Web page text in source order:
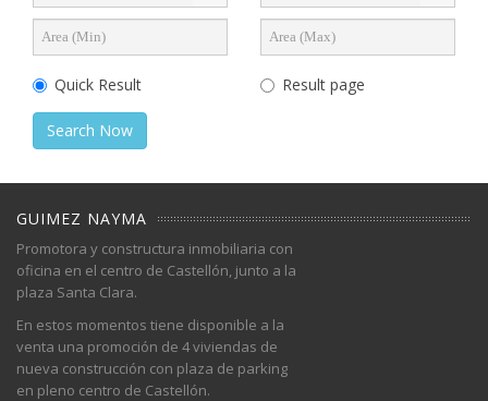
Quick Result Result page
Search Now
GUIMEZ NAYMA
Promotora y constructura inmobiliaria con
oficina en el centro de Castellón, junto a la
plaza Santa Clara.
En estos momentos tiene disponible a la
venta una promoción de 4 viviendas de
nueva construcción con plaza de parking
en pleno centro de Castellón.